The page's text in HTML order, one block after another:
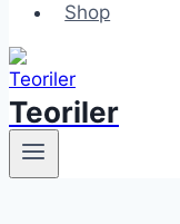
Shop
Teoriler